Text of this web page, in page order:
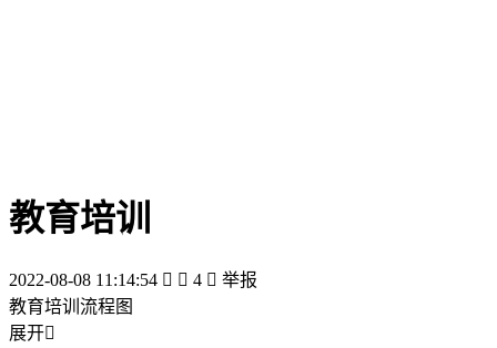
教育培训
2022-08-08 11:14:54   4  举报
教育培训流程图
展开